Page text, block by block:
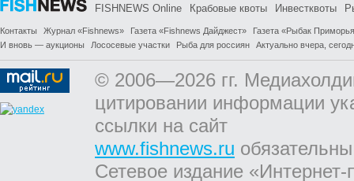
FISHNEWS Online Крабовые квоты Инвестквоты
Контакты Журнал «Fishnews» Газета «Fishnews Дайджест»
Газета «Рыбак
И вновь — аукционы
Лососевые участки Рыба для россиян Актуально вчера,
© 2006—2026 гг.
цитировании информации
ссылки на сайт
www.fishnews.ru
Сетевое издание